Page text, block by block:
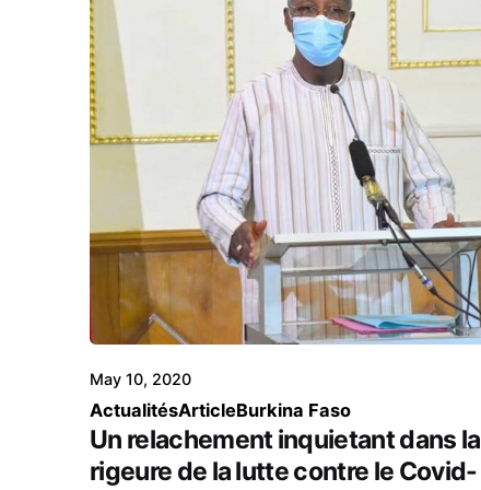
May 10, 2020
ActualitésArticleBurkina Faso
Un relachement inquietant dans la
rigeure de la lutte contre le Covid-